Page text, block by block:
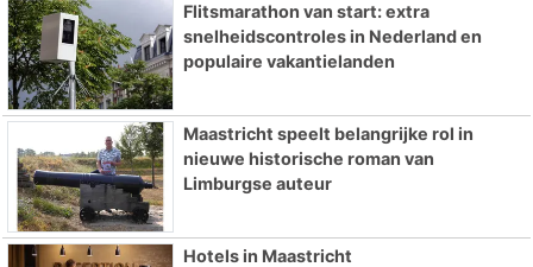
Flitsmarathon van start: extra
snelheidscontroles in Nederland en
populaire vakantielanden
Maastricht speelt belangrijke rol in
nieuwe historische roman van
Limburgse auteur
Hotels in Maastricht